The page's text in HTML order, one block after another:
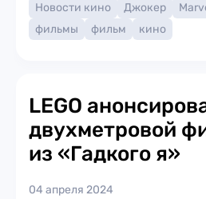
Новости кино Джокер
фильмы
фильм кино
LEGO
двухметровой
из «Гадкого я»
04 апреля 2024